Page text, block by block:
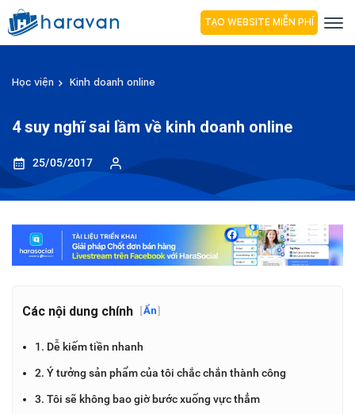
TẠO WEBSITE MIỄN PHÍ
Học viện Kinh doanh online
4 suy nghĩ sai lầm về kinh doanh online
25/05/2017
Các nội dung chính [Ẩn]
1. Dễ kiếm tiền nhanh
2. Ý tưởng sản phẩm của tôi chắc chắn thành công
3. Tôi sẽ không bao giờ bước xuống vực thẳm